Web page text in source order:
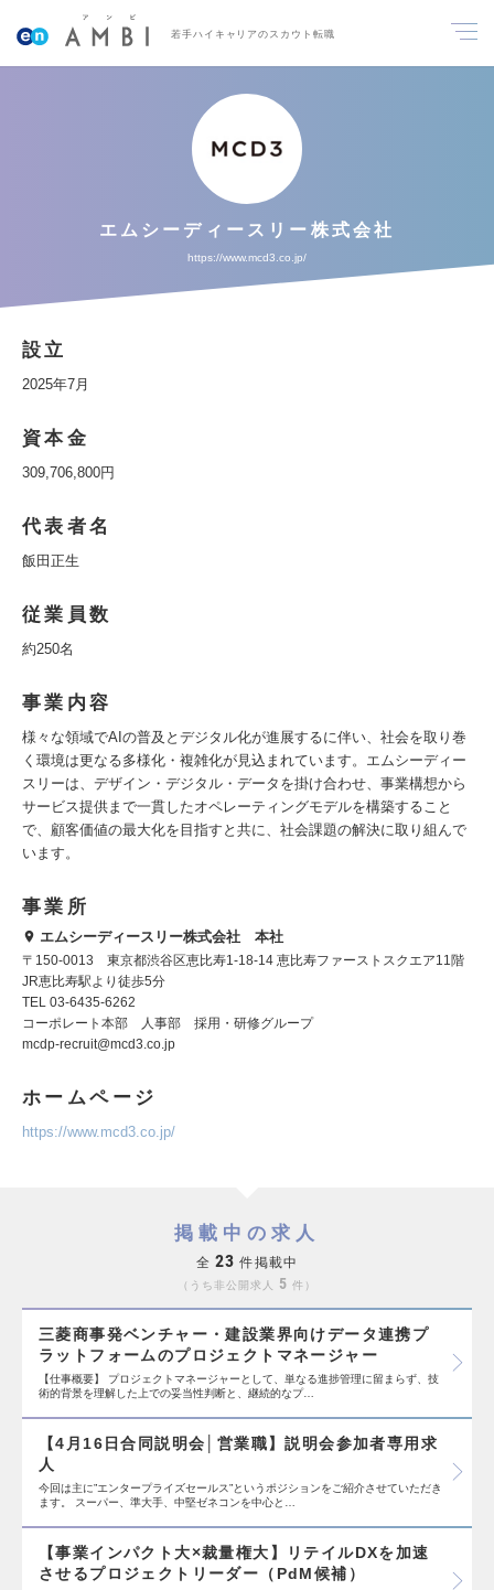
若手ハイキャリアのスカウト転職
エムシーディースリー株式会社
https://www.mcd3.co.jp/
設立
2025年7月
資本金
309,706,800円
代表者名
飯田正生
従業員数
約250名
事業内容
様々な領域でAIの普及とデジタル化が進展するに伴い、社会を取り巻
く環境は更なる多様化・複雑化が見込まれています。エムシーディー
スリーは、デザイン・デジタル・データを掛け合わせ、事業構想から
サービス提供まで一貫したオペレーティングモデルを構築すること
で、顧客価値の最大化を目指すと共に、社会課題の解決に取り組んで
います。
事業所
エムシーディースリー株式会社 本社
〒150-0013 東京都渋谷区恵比寿1-18-14 恵比寿ファーストスクエア11階
JR恵⽐寿駅より徒歩5分
TEL 03-6435-6262
コーポレート本部 人事部 採用・研修グループ
mcdp-recruit@mcd3.co.jp
ホームページ
https://www.mcd3.co.jp/
掲載中の求人
全 23 件掲載中
うち非公開求人 5 件
三菱商事発ベンチャー・建設業界向けデータ連携プ
ラットフォームのプロジェクトマネージャー
【仕事概要】 プロジェクトマネージャーとして、単なる進捗管理に留まらず、技
術的背景を理解した上での妥当性判断と、継続的なプ…
【4月16日合同説明会│営業職】説明会参加者専用求
人
今回は主に”エンタープライズセールス”というポジションをご紹介させていただき
ます。 スーパー、準大手、中堅ゼネコンを中心と…
【事業インパクト大×裁量権大】リテイルDXを加速
させるプロジェクトリーダー（PdM候補）